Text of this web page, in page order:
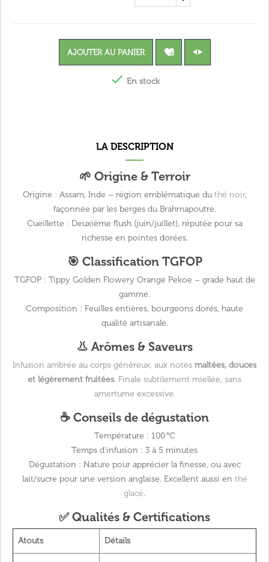
AJOUTER AU PANIER
 En stock
LA DESCRIPTION
🌱 Origine & Terroir
Origine : Assam, Inde – région emblématique du thé noir,
façonnée par les berges du Brahmapoutre.
Cueillette : Deuxième flush (juin/juillet), réputée pour sa
richesse en pointes dorées.
🎯 Classification TGFOP
TGFOP : Tippy Golden Flowery Orange Pekoe – grade haut de
gamme.
Composition : Feuilles entières, bourgeons dorés, haute
qualité artisanale.
👃 Arômes & Saveurs
Infusion ambrée au corps généreux, aux notes maltées, douces
et légèrement fruitées. Finale subtilement miellée, sans
amertume excessive.
☕ Conseils de dégustation
Température : 100 °C
Temps d'infusion : 3 à 5 minutes
Dégustation : Nature pour apprécier la finesse, ou avec
lait/sucre pour une version anglaise. Excellent aussi en thé
glacé.
✅ Qualités & Certifications
Atouts Détails